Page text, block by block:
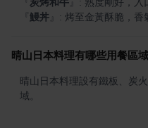
鰻丼 : 烤至金黃酥脆，香
晴山日本料理有哪些用餐區
晴山日本料理設有鐵板、炭
域。